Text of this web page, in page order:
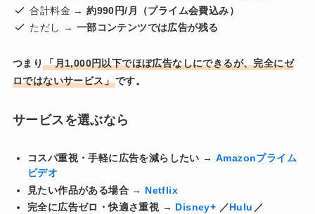
合計料金 →約990円/月（プライム会費込み）
ただし → 一部コンテンツでは広告が残る
つまり「月1,000円以下でほぼ広告なしにできるが、完全にゼ
ロではないサービス」です。
サービスを選ぶなら
コスパ重視・手軽に広告を減らしたい → Amazonプライム
ビデオ
見たい作品がある場合→ Netflix
完全に広告ゼロ・快適さ重視 → Disney+ ／Hulu ／